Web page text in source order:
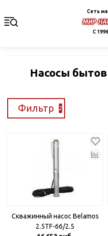
Сеть
С
Насосы
Фильтр 2
Скважинный насос Belamos
2.5TF-66/2.5